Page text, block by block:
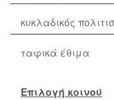
κυκλαδικός
ταφικά έθιμα
Επιλογή κοινού